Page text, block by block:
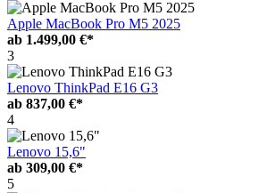
Apple MacBook Pro M5 2025
ab 1.499,00 €*
3
Lenovo ThinkPad E16 G3
ab 837,00 €*
4
Lenovo 15,6"
ab 309,00 €*
5